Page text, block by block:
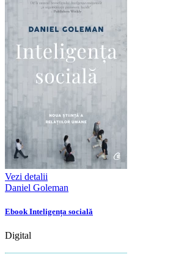
Vezi detalii
Daniel Goleman
Ebook Inteligența socială
Digital